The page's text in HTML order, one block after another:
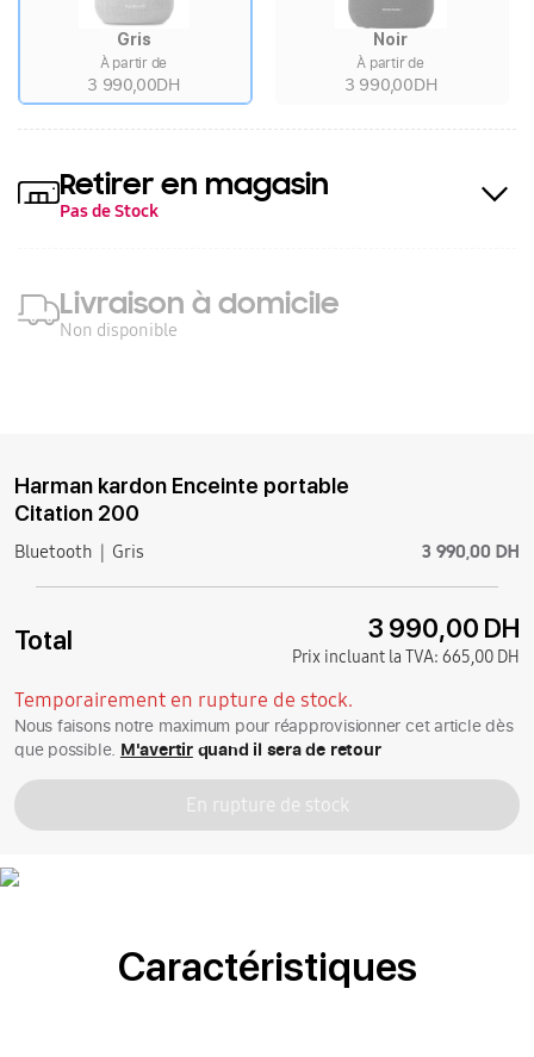
Gris
À partir de
3 990,00DH
Noir
À partir de
3 990,00DH
Retirer en magasin
Pas de Stock
Livraison à domicile
Non disponible
Harman kardon Enceinte portable
Citation 200
Bluetooth Gris 3 990,00 DH
Total 3 990,00 DH
Prix incluant la TVA: 665,00 DH
Temporairement en rupture de stock.
Nous faisons notre maximum pour réapprovisionner cet article dès
que possible. M'avertirquand il sera de retour
En rupture de stock
Caractéristiques